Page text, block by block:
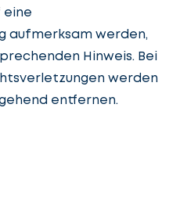
eine
aufmerksam werden,
Hinweis. Bei
werden
entfernen.